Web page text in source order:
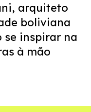
arquiteto
boliviana
se inspirar na
à mão